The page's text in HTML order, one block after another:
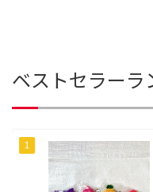
ベストセラーラ